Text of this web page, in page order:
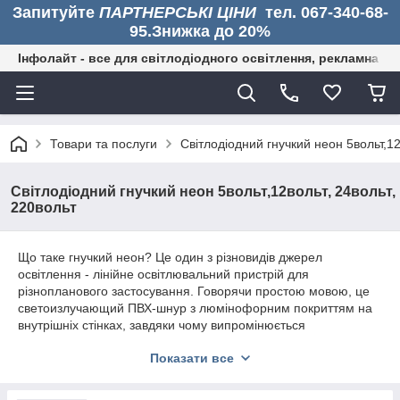
Запитуйте ПАРТНЕРСЬКІ ЦІНИтел. 067-340-68-
95.Знижка до 20%
Інфолайт - все для світлодіодного освітлення, рекламна
Товари та послуги Світлодіодний гнучкий неон
Світлодіодний гнучкий неон 5вольт,12вольт, 24вольт,
220вольт
Що таке гнучкий неон? Це один з різновидів джерел
освітлення - лінійне освітлювальний пристрій для
різнопланового застосування. Говорячи простою мовою, це
светоизлучающий ПВХ-шнур з люмінофорним покриттям на
внутрішніх стінках, завдяки чому випромінюється
Показати все